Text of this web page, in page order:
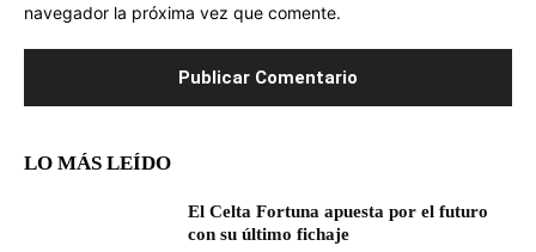
navegador la próxima vez que comente.
LO MÁS LEÍDO
El Celta Fortuna apuesta por el futuro
con su último fichaje